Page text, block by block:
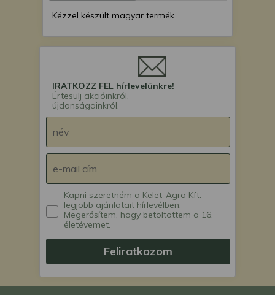
Kézzel készült magyar termék.
IRATKOZZ FEL hírlevelünkre!
Értesülj akcióinkról,
újdonságainkról.
Kapni szeretném a Kelet-Agro Kft.
legjobb ajánlatait hírlevélben.
Megerősítem, hogy betöltöttem a 16.
életévemet.
Feliratkozom